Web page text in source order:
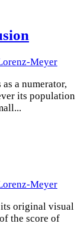
Meyer
a numerator,
its population
Meyer
original visual
the score of